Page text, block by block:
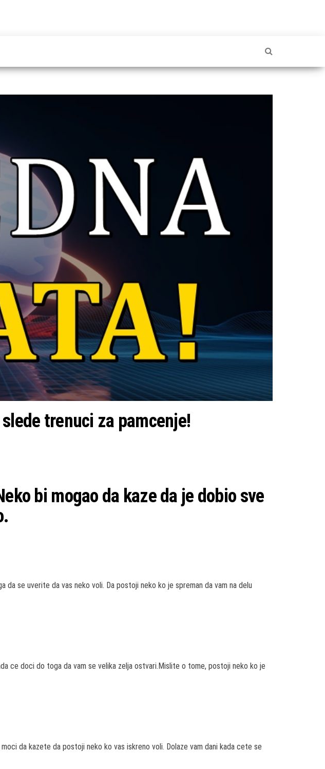
trenuci za pamcenje!
bi mogao da kaze da je dobio sve
se uverite da vas neko voli. Da postoji neko ko je spreman da vam na delu
ce doci do toga da vam se velika zelja ostvari.Mislite o tome, postoji neko ko je
da kazete da postoji neko ko vas iskreno voli. Dolaze vam dani kada cete se